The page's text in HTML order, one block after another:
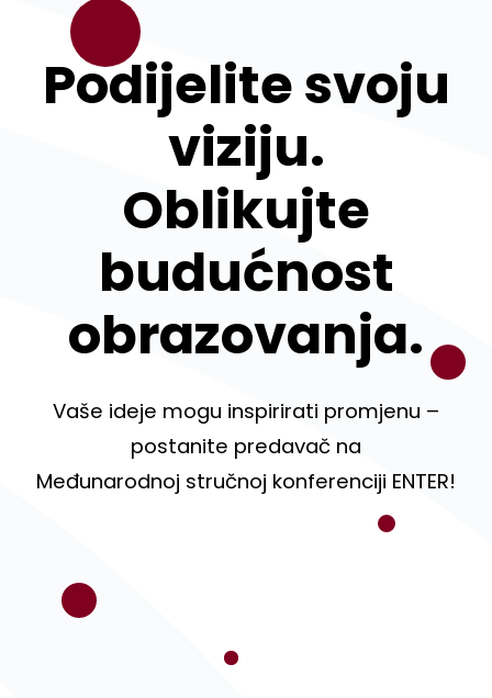
Podijelite svoju
viziju.
Oblikujte
budućnost
obrazovanja.
Vaše ideje mogu inspirirati promjenu –
postanite predavač na
Međunarodnoj stručnoj konferenciji ENTER!